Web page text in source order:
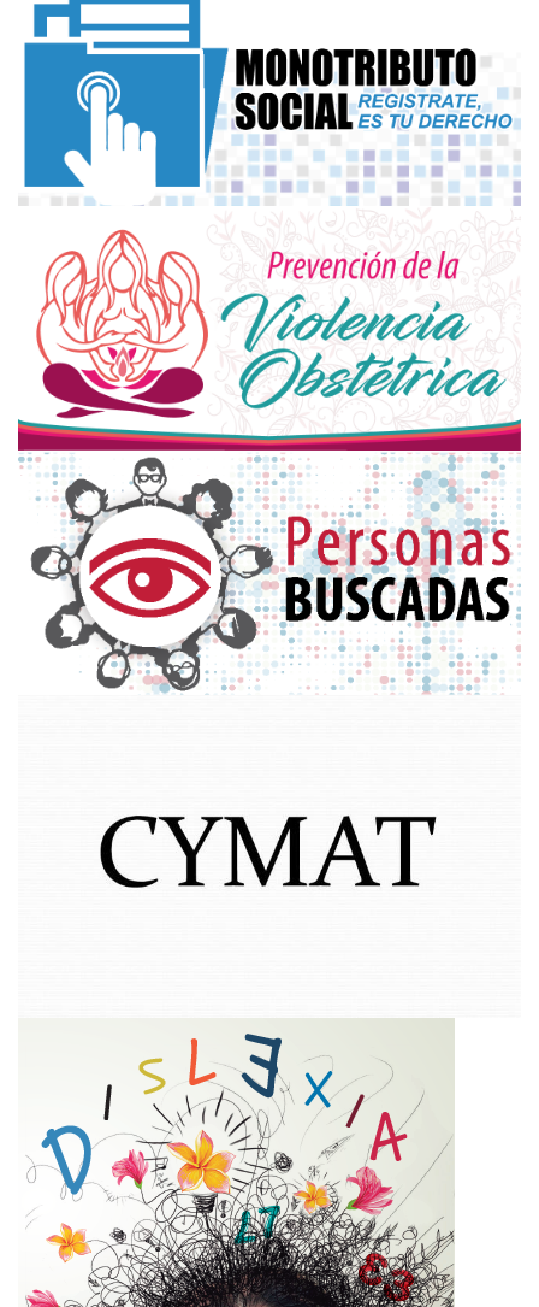
defensordelpueblocorrientes
@hotmail.com
prensadefensordelpueblo@gmail.com
Córdoba 1264 | CP W3400CDT
Corrientes Capital | Provincia de Corrientes
Argentina
(+54) (379) 4231149 / 4231153
DEFENSORÍA DEL PUEBLO DE LA PROVINCIA DE CORRIENTES